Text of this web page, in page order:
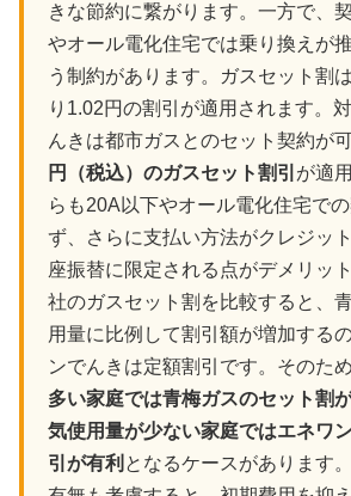
きな節約に繋がります。一方で、
やオール電化住宅では乗り換えが
う制約があります。ガスセット割
り1.02円の割引が適用されます。
んきは都市ガスとのセット契約が可
円（税込）のガスセット割引 が適
らも20A以下やオール電化住宅で
ず、さらに支払い方法がクレジッ
座振替に限定される点がデメリッ
社のガスセット割を比較すると、
用量に比例して割引額が増加する
ンでんきは定額割引です。そのため
多い家庭では青梅ガスのセット割
気使用量が少ない家庭ではエネワ
引が有利 となるケースがあります